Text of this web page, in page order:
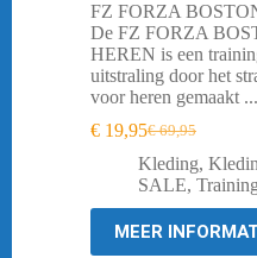
FZ FORZA
De FZ FORZA
HEREN is een
uitstraling door het
voor heren gemaakt ...
€69,95
Oorspronkelijke
prijs
was:
€ 69,95.
€ 19,95Huidige
prijs
is:
€ 19,95.
Kleding,
SALE,
MEER